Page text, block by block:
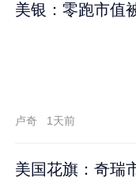
美银：零跑市值
卢奇 1天前
美国花旗：奇瑞